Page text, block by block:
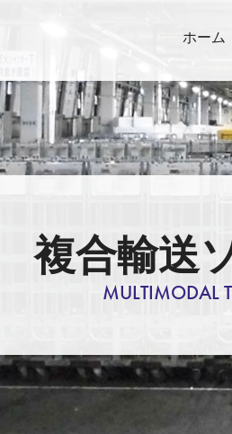
ホーム
複合輸送
MULTIMODAL